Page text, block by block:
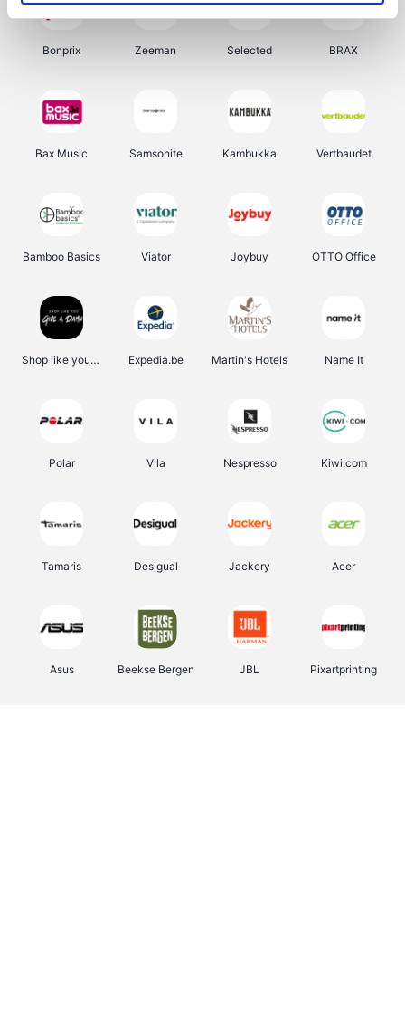
Bonprix Zeeman Selected BRAX
Bax Music Samsonite Kambukka Vertbaudet
Bamboo Basics Viator Joybuy OTTO Office
Shop like you Give A Damn Expedia.be Martin's Hotels Name It
Polar Vila Nespresso Kiwi.com
Tamaris Desigual Jackery Acer
Asus Beekse Bergen JBL Pixartprinting